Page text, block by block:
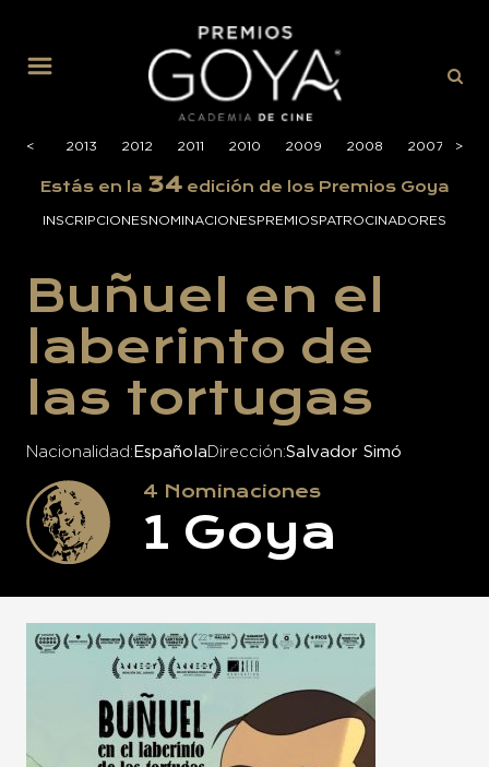
<
<
2014 2013 2012 2011 2010 2009 2008 2007 >
>
Estás en la 34edición de los Premios Goya
INSCRIPCIONESNOMINACIONESPREMIOSPATROCINADORES
Buñuel en el
laberinto de
las tortugas
Nacionalidad Española Dirección Salvador Simó
4 Nominaciones
1 Goya